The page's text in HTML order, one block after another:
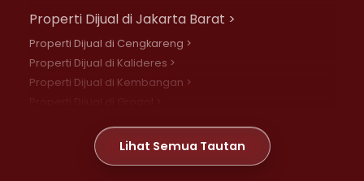
Properti Dijual di Jakarta Barat >
Properti Dijual di Cengkareng >
Properti Dijual di Kalideres >
Properti Dijual di Kembangan >
Properti Dijual di Meruya >
Properti Dijual di Jelambar >
Lihat Semua Tautan